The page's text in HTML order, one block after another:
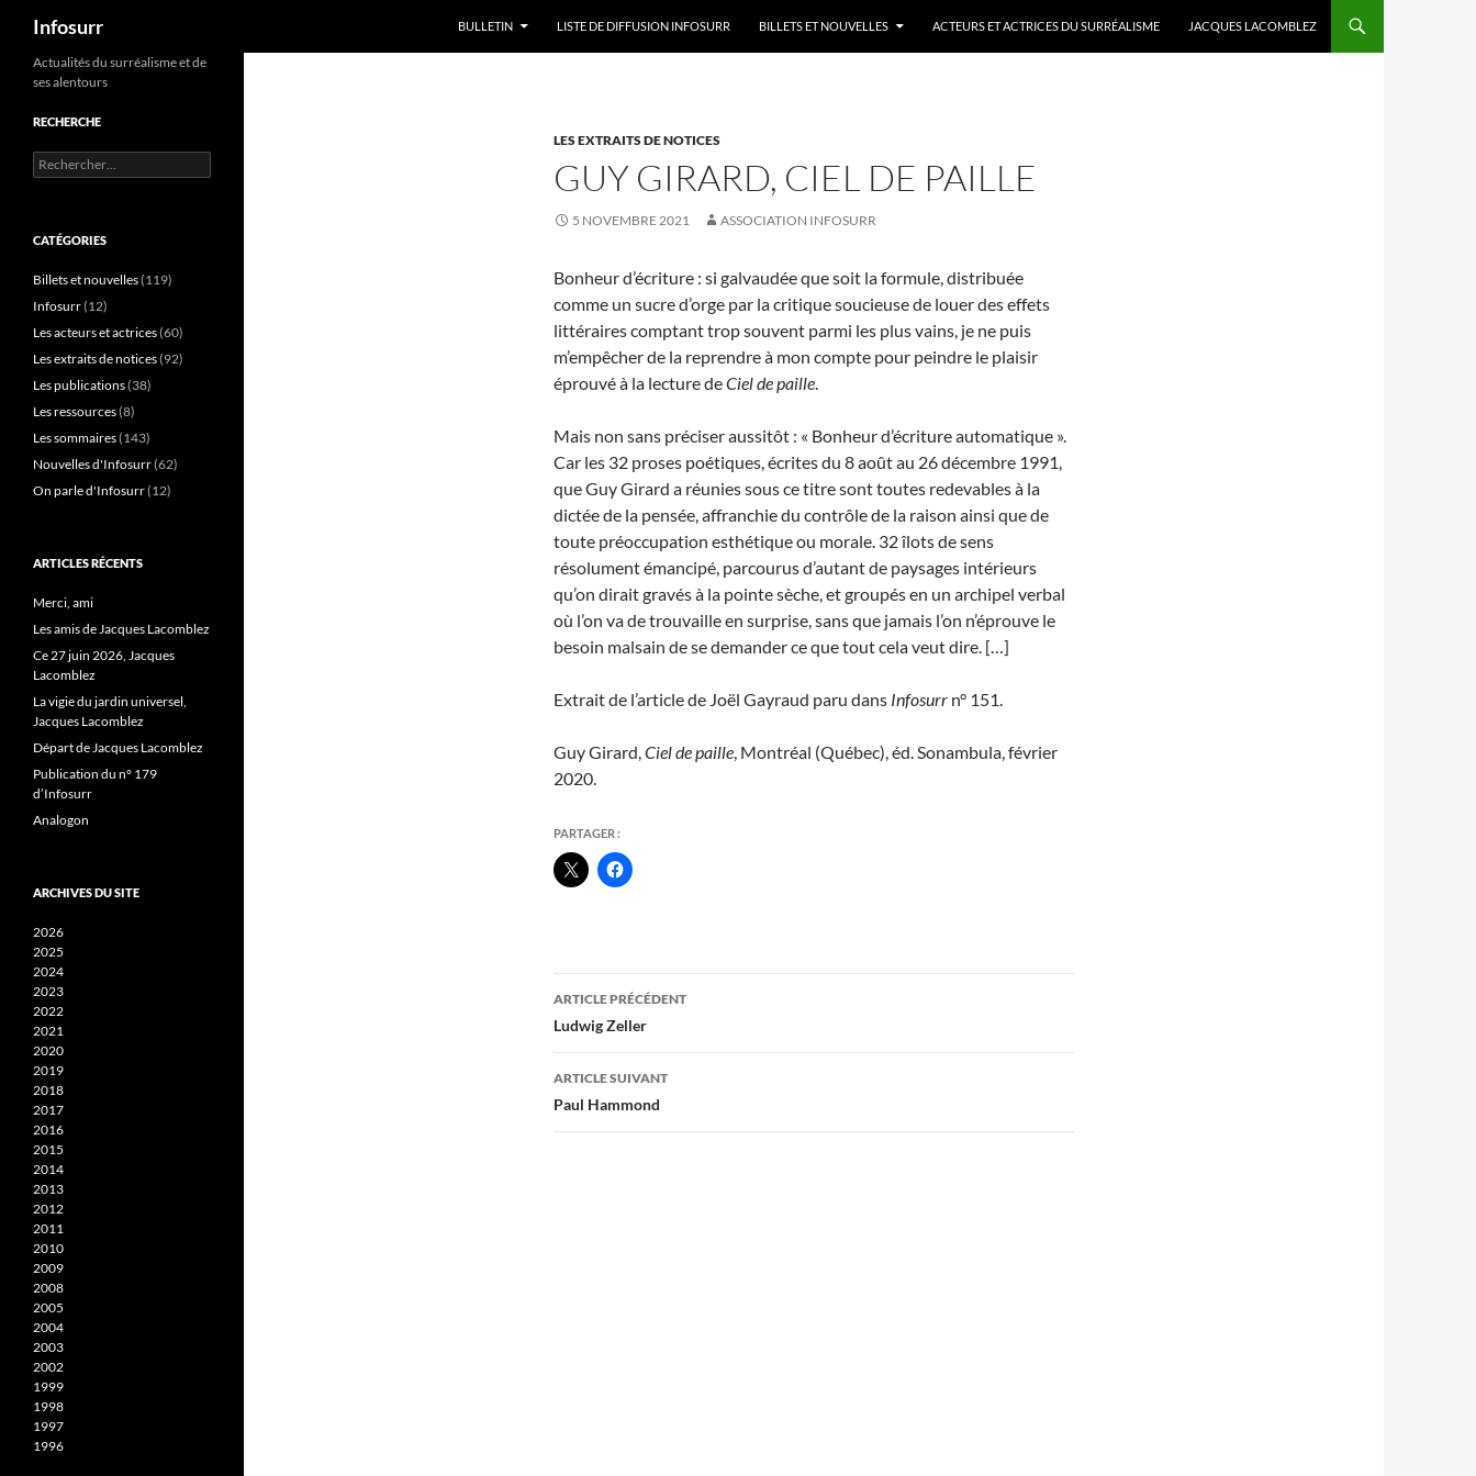
Aller
contenu
Infosurr BULLETIN LISTE DE DIFFUSION INFOSURR BILLETS ET NOUVELLES ACTEURS ET ACTRICES DU SURRÉALISME JACQUES LACOMBLEZ
LES EXTRAITS DE NOTICES
GUY GIRARD, CIEL DE PAILLE
5 NOVEMBRE 2021 ASSOCIATION INFOSURR
Bonheur d’écriture : si galvaudée que soit la formule, distribuée
comme un sucre d’orge par la critique soucieuse de louer des effets
littéraires comptant trop souvent parmi les plus vains, je ne puis
m’empêcher de la reprendre à mon compte pour peindre le plaisir
éprouvé à la lecture deCiel de paille.
Mais non sans préciser aussitôt : « Bonheur d’écriture automatique ».
Car les 32 proses poétiques, écrites du 8 août au 26 décembre 1991,
que Guy Girard a réunies sous ce titre sont toutes redevables à la
dictée de la pensée, affranchie du contrôle de la raison ainsi que de
toute préoccupation esthétique ou morale. 32 îlots de sens
résolument émancipé, parcourus d’autant de paysages intérieurs
qu’on dirait gravés à la pointe sèche, et groupés en un archipel verbal
où l’on va de trouvaille en surprise, sans que jamais l’on n’éprouve le
besoin malsain de se demander ce que tout cela veut dire. […]
Extrait de l’article de Joël Gayraud paru dans Infosurr n° 151.
Guy Girard,Ciel de paille, Montréal (Québec), éd. Sonambula, février
2020.
PARTAGER :
Navigation
des
articles
ARTICLE PRÉCÉDENT
Ludwig Zeller
ARTICLE SUIVANT
Paul Hammond
Actualités du surréalisme et de
ses alentours
RECHERCHE
Rechercher :
CATÉGORIES
Billets et nouvelles(119)
Infosurr(12)
Les acteurs et actrices(60)
Les extraits de notices(92)
Les publications(38)
Les ressources(8)
Les sommaires(143)
Nouvelles d'Infosurr(62)
On parle d'Infosurr(12)
ARTICLES RÉCENTS
Merci, ami
Les amis de Jacques Lacomblez
Ce 27 juin 2026, Jacques
Lacomblez
La vigie du jardin universel,
Jacques Lacomblez
Départ de Jacques Lacomblez
Publication du n° 179
d’Infosurr
Analogon
ARCHIVES DU SITE
2026
2025
2024
2023
2022
2021
2020
2019
2018
2017
2016
2015
2014
2013
2012
2011
2010
2009
2008
2005
2004
2003
2002
1999
1998
1997
1996